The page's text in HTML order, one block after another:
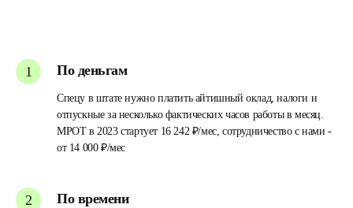
По деньгам
Спецу в штате нужно платить айтишный оклад, налоги и
отпускные за несколько фактических часов работы в месяц.
МРОТ в 2023 стартует 16 242 ₽/мес, сотрудничество с нами -
от 14 000 ₽/мес
По времени